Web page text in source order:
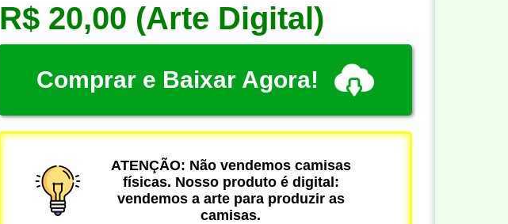
R$ 20,00 (Arte Digital)
Comprar e Baixar Agora!
ATENÇÃO: Não vendemos camisas
físicas. Nosso produto é digital:
vendemos a arte para produzir as
camisas.